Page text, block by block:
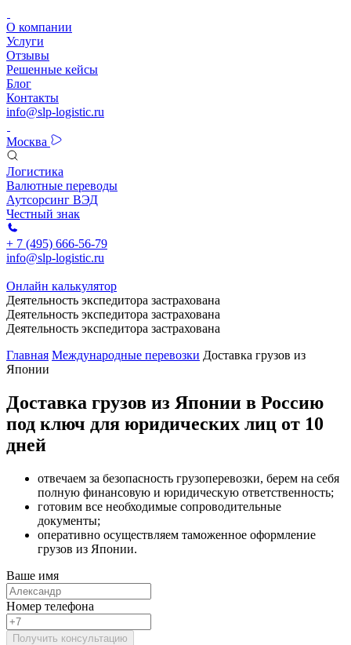
О компании
Услуги
Отзывы
Решенные кейсы
Блог
Контакты
info@slp-logistic.ru
Москва
Логистика
Валютные переводы
Аутсорсинг ВЭД
Честный знак
+ 7 (495) 666-56-79
info@slp-logistic.ru
Онлайн калькулятор
Деятельность экспедитора застрахована
Деятельность экспедитора застрахована
Деятельность экспедитора застрахована
Главная Международные перевозки Доставка грузов из
Японии
Доставка грузов из Японии в Россию
под ключ для юридических лиц от 10
дней
отвечаем за безопасность грузоперевозки, берем на себя
полную финансовую и юридическую ответственность;
готовим все необходимые сопроводительные
документы;
оперативно осуществляем таможенное оформление
грузов из Японии.
Ваше имя
Номер телефона
Получить консультацию